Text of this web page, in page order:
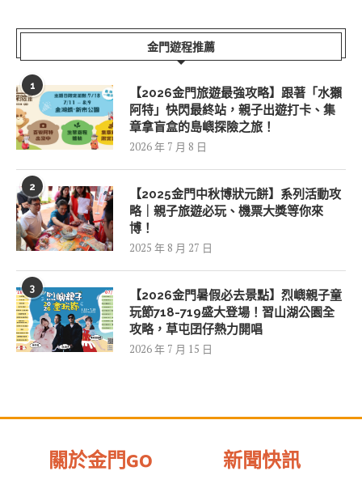
金門遊程推薦
1
【2026金門旅遊最強攻略】跟著「水獺
阿特」快閃最終站，親子出遊打卡、集
章拿盲盒的島嶼探險之旅！
2026 年 7 月 8 日
2
【2025金門中秋博狀元餅】系列活動攻
略｜親子旅遊必玩、機票大獎等你來
博！
2025 年 8 月 27 日
3
【2026金門暑假必去景點】烈嶼親子童
玩節718-719盛大登場！習山湖公園全
攻略，草屯囝仔熱力開唱
2026 年 7 月 15 日
關於金門GO 新聞快訊